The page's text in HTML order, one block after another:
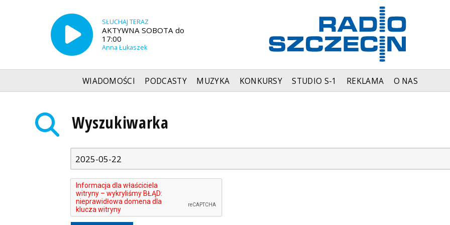
SŁUCHAJ TERAZ
AKTYWNA SOBOTA do
17:00
Anna Łukaszek
WIADOMOŚCI PODCASTY MUZYKA KONKURSY STUDIO S-1 REKLAMA O NAS
Wyszukiwarka